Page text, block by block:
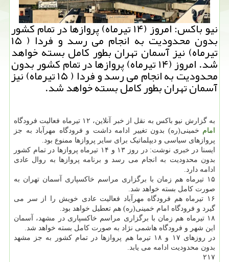
نیو باکس: امروز (۱۴ تیرماه) پروازها در تمام کشور
بدون محدودیت به انجام می رسد و فردا ( ۱۵
تیرماه) نیز آسمان تهران بطور کامل بسته خواهد
شد. امروز (۱۴ تیرماه) پروازها در تمام کشور بدون
محدودیت به انجام می رسد و فردا ( ۱۵ تیرماه) نیز
آسمان تهران بطور کامل بسته خواهد شد.
به گزارش نیو باکس به نقل از خبر آنلاین، ۱۲ تیرماه فعالیت فرودگاه
امام خمینی(ره) بدون تغییر ادامه داشت و فرودگاه مهرآباد به جز
پروازهای سیاسی و دیپلماتیک برای سایر پروازها ممنوع بود.
ایسنا در خبری نوشت: در روز ۱۳ و ۱۴ تیرماه پروازها در تمام کشور
بدون محدودیت به انجام می رسد و برنامه پروازها به روال عادی
ادامه دارد.
۱۵ تیرماه هم زمان با برگزاری مراسم خاکسپاری آسمان تهران به
صورت کامل بسته خواهد شد.
۱۶ تیرماه هم فرودگاه مهرآباد فعالیت عادی خویش را از سر می
گیرد و فرودگاه امام خمینی(ره) هم تعطیل خواهد بود.
۱۸ تیرماه هم زمان با برگزاری مراسم خاکسپاری در مشهد، آسمان
این شهر و فرودگاه هاشمی نژاد به صورت کامل بسته خواهد شد.
در روزهای ۱۷ و ۱۸ تیرما هم پروازها در تمام کشور به جز مشهد
بدون محدودیت ادامه می یابد.
۲۱۷